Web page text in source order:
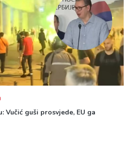
Vučić guši prosvjede, EU ga